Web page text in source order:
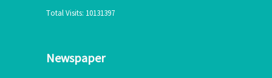
Total Visits: 10131397
Newspaper